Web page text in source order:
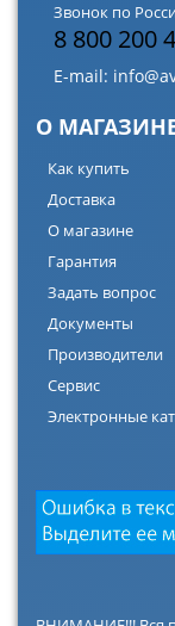
Звонок по
8 800 200
E-mail:
О
Как купить
Доставка
О магазине
Гарантия
Задать вопрос
Документы
Производители
Сервис
Электронные